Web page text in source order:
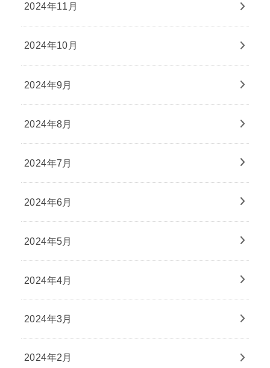
2024年11月
2024年10月
2024年9月
2024年8月
2024年7月
2024年6月
2024年5月
2024年4月
2024年3月
2024年2月